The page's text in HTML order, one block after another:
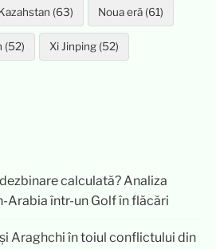
(63) Noua eră (61)
(52) Xi Jinping (52)
calculată? Analiza
Arabia într-un Golf în flăcări
Araghchi în toiul conflictului din